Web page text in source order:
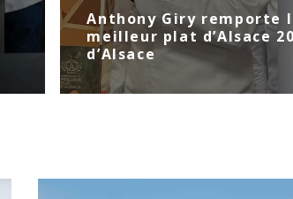
Anthony Giry remporte
meilleur plat d’Alsace
d’Alsace